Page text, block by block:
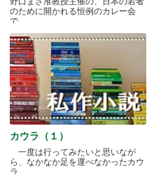
のために開かれる恒例のカレー会
で.....
カウラ（１）
一度は行ってみたいと思いなが
ら、なかなか足を運べなかったカウ
ラ.....